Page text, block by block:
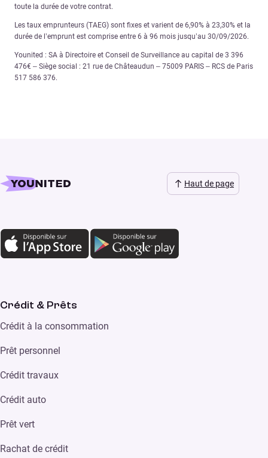
toute la durée de votre contrat.
Les taux emprunteurs (TAEG) sont fixes et varient de 6,90% à 23,30% et la
durée de l’emprunt est comprise entre 6 à 96 mois jusqu’au 30/09/2026.
Younited : SA à Directoire et Conseil de Surveillance au capital de 3 396
476€ – Siège social : 21 rue de Châteaudun – 75009 PARIS – RCS de Paris
517 586 376.
Haut de page
Crédit & Prêts
Crédit à la consommation
Prêt personnel
Crédit travaux
Crédit auto
Prêt vert
Rachat de crédit